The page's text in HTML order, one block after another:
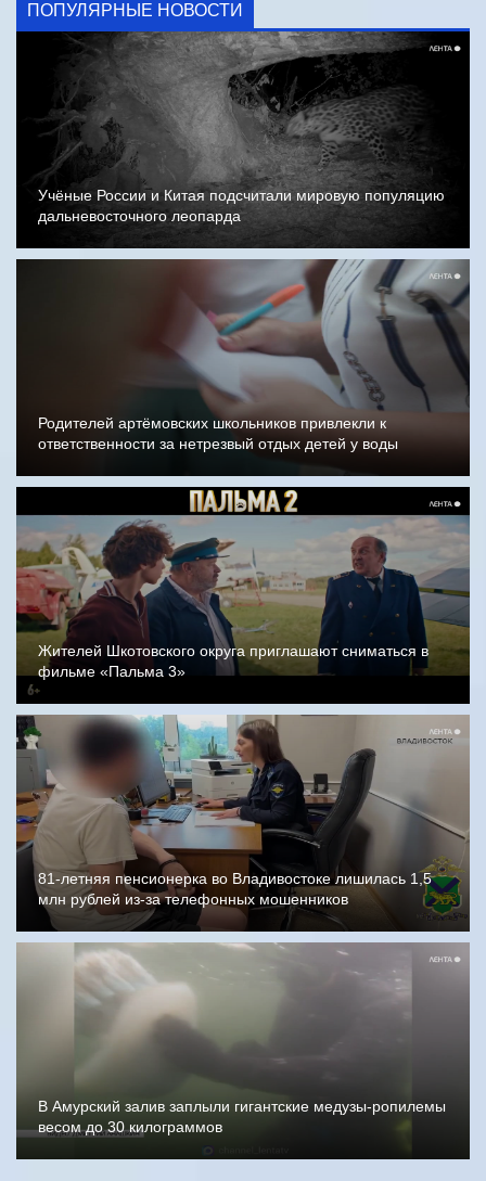
ПОПУЛЯРНЫЕ НОВОСТИ
Учёные России и Китая подсчитали мировую популяцию
дальневосточного леопарда
Родителей артёмовских школьников привлекли к
ответственности за нетрезвый отдых детей у воды
Жителей Шкотовского округа приглашают сниматься в
фильме «Пальма 3»
81-летняя пенсионерка во Владивостоке лишилась 1,5
млн рублей из-за телефонных мошенников
В Амурский залив заплыли гигантские медузы-ропилемы
весом до 30 килограммов